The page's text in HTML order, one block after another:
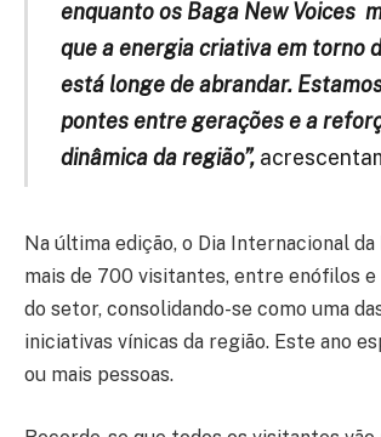
enquanto os Baga New Voices
que a energia criativa em torno
está longe de abrandar.
pontes entre gerações e a
dinâmica da região”,
Na última edição, o Dia Internacional
mais de 700 visitantes, entre enófilos
do setor, consolidando-se como uma
iniciativas vínicas da região. Este ano
ou mais pessoas.